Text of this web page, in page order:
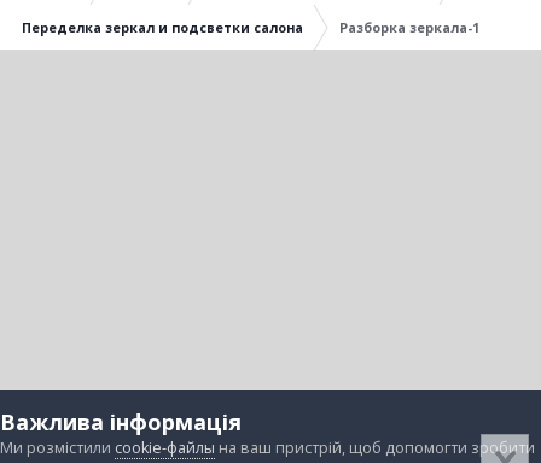
Переделка зеркал и подсветки салона Разборка зеркала-1
Важлива інформація
Ми розмістили cookie-файлы на ваш пристрій, щоб допомогти зробити